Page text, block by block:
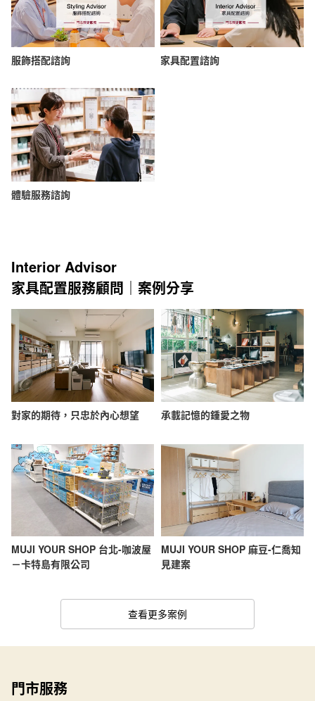
服飾搭配諮詢 家具配置諮詢
體驗服務諮詢
Interior Advisor
家具配置服務顧問｜案例分享
對家的期待，只忠於內心想望 承載記憶的鍾愛之物
MUJI YOUR SHOP 台北-咖波屋
－卡特島有限公司
MUJI YOUR SHOP 麻豆-仁喬知
見建案
查看更多案例
門市服務